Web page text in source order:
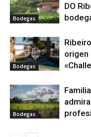
Bodegas
DO
Bodegas
origen
Bodegas